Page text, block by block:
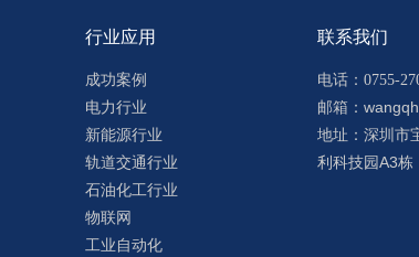
行业应用
成功案例
电力行业
新能源行业
轨道交通行业
石油化工行业
物联网
工业自动化
联系我们
电话：0755-
邮箱：
地址： 深圳市
利科技园A3栋